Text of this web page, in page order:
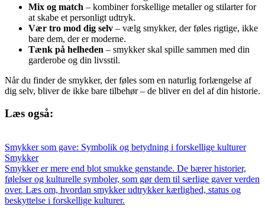
Mix og match – kombiner forskellige metaller og stilarter for
at skabe et personligt udtryk.
Vær tro mod dig selv – vælg smykker, der føles rigtige, ikke
bare dem, der er moderne.
Tænk på helheden – smykker skal spille sammen med din
garderobe og din livsstil.
Når du finder de smykker, der føles som en naturlig forlængelse af
dig selv, bliver de ikke bare tilbehør – de bliver en del af din historie.
Læs også:
Smykker som gave: Symbolik og betydning i forskellige kulturer
Smykker
Smykker er mere end blot smukke genstande. De bærer historier,
følelser og kulturelle symboler, som gør dem til særlige gaver verden
over. Læs om, hvordan smykker udtrykker kærlighed, status og
beskyttelse i forskellige kulturer.